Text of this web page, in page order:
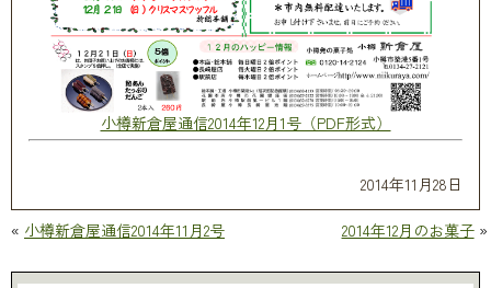
小樽新倉屋通信2014年12月1号（PDF形式）
2014年11月28日
« 小樽新倉屋通信2014年11月2号 2014年12月のお菓子»